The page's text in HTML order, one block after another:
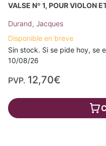
VALSE Nº 1, POUR VIOLON
Durand, Jacques
Disponible en breve
Sin stock. Si se pide hoy, se
10/08/26
PVP. 12,70€